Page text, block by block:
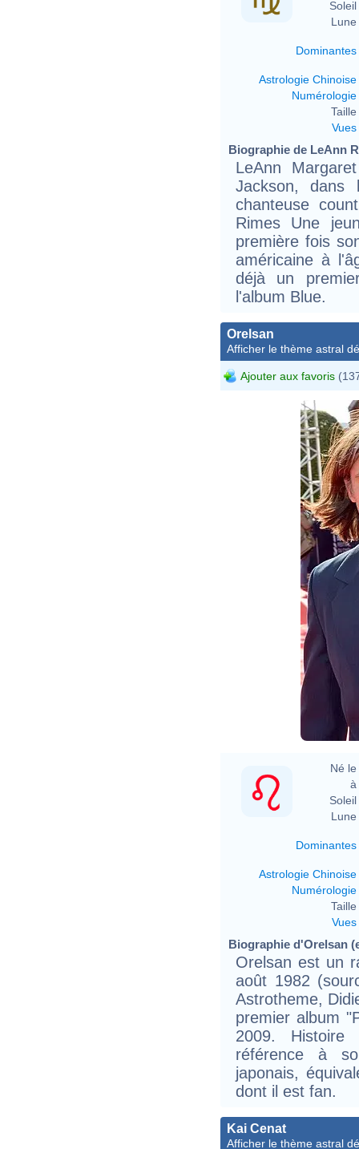
Soleil
Lune
Dominantes
Astrologie Chinoise
Numérologie
Taille
Vues
Biographie de LeAnn
LeAnn
Jackson, dans
chanteuse
Rimes Une
première fois
américaine à
déjà un
l'album Blue.
Orelsan
Afficher le thème astral
Ajouter aux favoris
Né le
à
Soleil
Lune
Dominantes
Astrologie Chinoise
Numérologie
Taille
Vues
Biographie d'Orelsan
Orelsan est un
août 1982
Astrotheme,
premier album
2009.
référence à
japonais,
dont il est fan.
Kai Cenat
Afficher le thème astral